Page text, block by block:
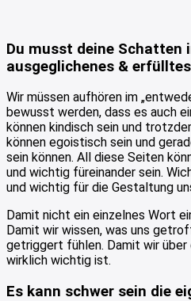
Du musst deine Schatten
ausgeglichenes &
Wir müssen aufhören im
bewusst werden, dass es auch
können kindisch sein und
können egoistisch sein und
sein können. All diese Seiten
und wichtig füreinander sein.
und wichtig für die Gestaltung
Damit nicht ein einzelnes Wort
Damit wir wissen, was uns
getriggert fühlen. Damit wir über
wirklich wichtig ist.
Es kann schwer sein die